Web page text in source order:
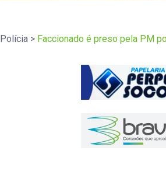
Polícia > Faccionado é preso pela PM